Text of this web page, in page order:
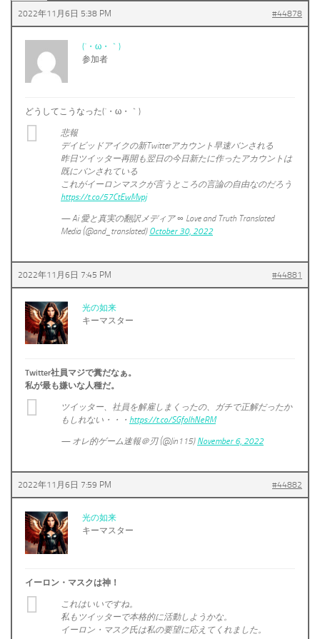
2022年11月6日 5:38 PM #44878
(´・ω・｀)
参加者
どうしてこうなった(´・ω・｀)
悲報
デイビッドアイクの新Twitterアカウント早速バンされる
昨日ツイッター再開も翌日の今日新たに作ったアカウントは
既にバンされている
これがイーロンマスクが言うところの言論の自由なのだろう
https://t.co/57CtEwMvpj
— Ai 愛と真実の翻訳メディア ∞ Love and Truth Translated
Media (@and_translated) October 30, 2022
2022年11月6日 7:45 PM #44881
光の如来
キーマスター
Twitter社員マジで糞だなぁ。
私が最も嫌いな人種だ。
ツイッター、社員を解雇しまくったの、ガチで正解だったか
もしれない・・・ https://t.co/SGfoIhNeRM
— オレ的ゲーム速報＠刃 (@Jin115) November 6, 2022
2022年11月6日 7:59 PM #44882
光の如来
キーマスター
イーロン・マスクは神！
これはいいですね。
私もツイッターで本格的に活動しようかな。
イーロン・マスク氏は私の要望に応えてくれました。